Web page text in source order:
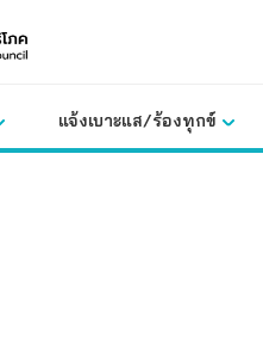
แจ้งเบาะแส/ร้องทุกข์